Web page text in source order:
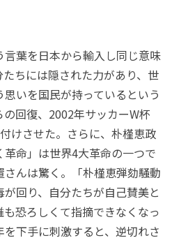
葉を日本から輸入し同じ意味
ちには隠された力があり、世
いを国民が持っているという
回復、2002年サッカーW杯
けさせた。さらに、朴槿恵政
命」は世界4大革命の一つで
んは驚く。「朴槿恵弾劾騒動
回り、自分たちが自己賛美と
恐ろしくて指摘できなくなっ
下手に刺激すると、逆切れさ